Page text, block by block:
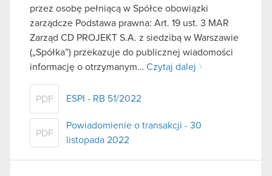
przez osobę pełniącą w Spółce obowiązki
zarządcze Podstawa prawna: Art. 19 ust. 3 MAR
Zarząd CD PROJEKT S.A. z siedzibą w Warszawie
(„Spółka”) przekazuje do publicznej wiadomości
informację o otrzymanym… Czytaj dalej
PDF ESPI - RB 51/2022
PDF
Powiadomienie o transakcji - 30
listopada 2022